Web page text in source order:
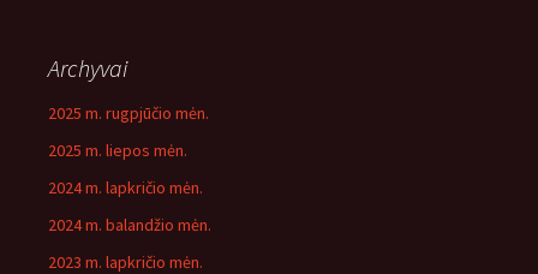
Archyvai
2025 m. rugpjūčio mėn.
2025 m. liepos mėn.
2024 m. lapkričio mėn.
2024 m. balandžio mėn.
2023 m. lapkričio mėn.